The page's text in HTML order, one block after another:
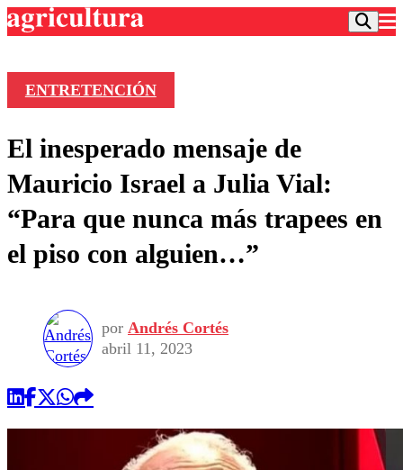
Frecuencias
Agricultura TV
Deportes
Colo Colo
Motor
Torneo Internacional
Torneo Nacional
Entretención
Noticias
Internacional
Nacional
Vida Social
Programas
Comercial
ENTRETENCIÓN
El inesperado mensaje de
Mauricio Israel a Julia Vial:
“Para que nunca más trapees en
el piso con alguien…”
por Andrés Cortés
abril 11, 2023